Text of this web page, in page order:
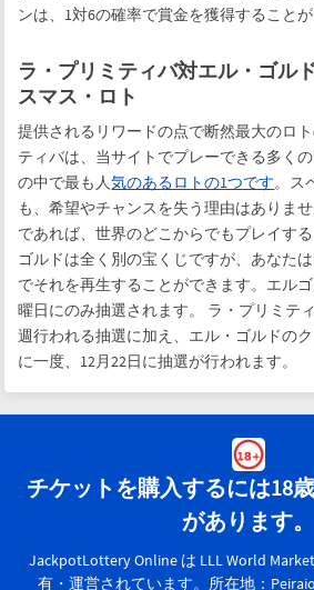
ンは、1対6の確率で賞金を獲得することが
ラ・プリミティバ対エル・ゴル
スマス・ロト
提供されるリワードの点で断然最大のロ
ティバは、当サイトでプレーできる多く
の中で最も人気のあるロトの1つです。ス
も、希望やチャンスを失う理由はありま
であれば、世界のどこからでもプレイす
ゴルドは全く別の宝くじですが、あなた
でそれを再生することができます。エル
曜日にのみ抽選されます。 ラ・プリミテ
週行われる抽選に加え、エル・ゴルドの
に一度、12月22日に抽選が行われます。
チケットを購入するには18
があります。
JackpotLottery Online は LLL World
有・運営されています。所在地：